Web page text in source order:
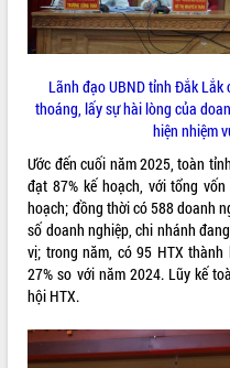
Kết nối tour, đẩy mạnh chuyển đổi số
để phát triển du lịch Đắk Lắk
tầng kỹ thuật Cụm công nghiệp Tân
Tiến
Gặp mặt các cơ quan báo chí nhân Kỷ
niệm 101 năm Ngày Báo chí Cách
mạng Việt Nam
Đắk Lắk sơ kết 4 năm triển khai thực
hiện Đề án 06 của Chính phủ
Họp báo thông tin về Hội nghị Công bố
Quy hoạch và Xúc tiến đầu tư tỉnh
Lắk
Khơi thông điểm nghẽn, đẩy nhanh
giải ngân vốn khắc phục thiên tai
Lãnh đạo UBND tỉnh Đắk
thoáng, lấy sự hài lòng của
hiện nhiệm
Ước đến cuối năm 2025, toàn
đạt 87% kế hoạch, với tổng
hoạch; đồng thời có 588 doanh
số doanh nghiệp, chi nhánh
vị; trong năm, có 95 HTX
27% so với năm 2024. Lũy kế
hội HTX.